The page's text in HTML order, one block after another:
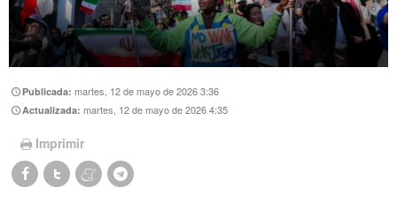
Publicada:martes, 12 de mayo de 2026 3:36
Actualizada:martes, 12 de mayo de 2026 4:35
Imprimir